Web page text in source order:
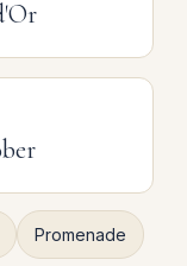
Promenade